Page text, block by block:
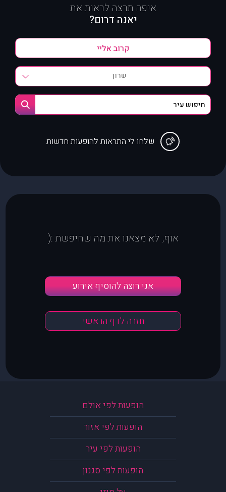
איפה תרצה לראות את
יאנה דרום?
שרון
שלחו לי התראות להופעות חדשות
אוף, לא מצאנו את מה שחיפשת :(
אני רוצה להוסיף אירוע
חזרה לדף הראשי
הופעות לפי אולם
הופעות לפי אזור
הופעות לפי עיר
הופעות לפי סגנון